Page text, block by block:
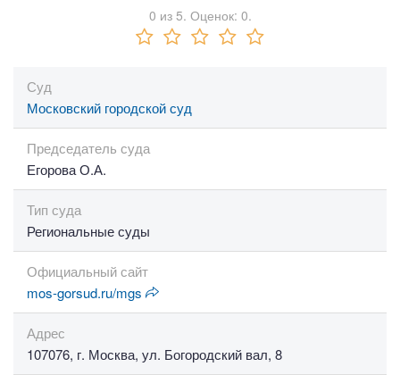
0 из 5. Оценок: 0.
Суд
Московский городской суд
Председатель суда
Егорова О.А.
Тип суда
Региональные суды
Официальный сайт
mos-gorsud.ru/mgs
Адрес
107076, г. Москва, ул. Богородский вал, 8